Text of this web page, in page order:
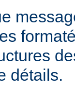
détails.